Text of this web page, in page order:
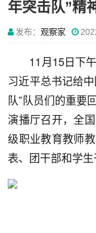
年突击队”精
发布：观察家
11月15日下
习近平总书记给
队”队员们的重要
演播厅召开，全
级职业教育教师
表、团干部和学生